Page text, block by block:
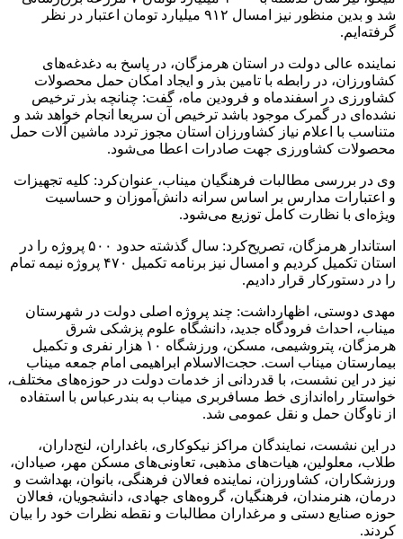
شد و بدین منظور نیز امسال ۹۱۲ میلیارد تومان اعتبار در نظر
گرفته‌ایم.
نماینده عالی دولت در استان هرمزگان، در پاسخ به دغدغه‌های
کشاورزان، در رابطه با تامین بذر و ایجاد امکان حمل محصولات
کشاورزی در اسفندماه و فرودین ماه، گفت: چنانچه بذر ترخیص
نشده‌ای در گمرک موجود باشد ترخیص آن سریعا انجام خواهد شد و
متناسب با اعلام نیاز کشاورزان استان مجوز تردد ماشین آلات حمل
محصولات کشاورزی جهت صادرات اعطا می‌شود.
وی در بررسی مطالبات فرهنگیان میناب، عنوان‌کرد: کلیه تجهیزات
و اعتبارات مدارس بر اساس سرانه دانش‌آموزان و حساسیت
ویژه‌ای با نظارت کامل توزیع می‌شود.
استاندار هرمزگان، تصریح‌کرد: سال گذشته حدود ۵۰۰ پروژه را در
استان تکمیل کردیم و امسال نیز برنامه تکمیل ۴۷۰ پروژه نیمه تمام
را در دستورکار قرار دادیم.
مهدی دوستی، اظهارداشت: چند پروژه اصلی دولت در شهرستان
میناب، احداث فرودگاه جدید، دانشگاه علوم پزشکی شرق
هرمزگان، پتروشیمی، مسکن، ورزشگاه ۱۰ هزار نفری و تکمیل
بیمارستان میناب است. حجت‌الاسلام ابراهیمی امام جمعه میناب
نیز در این نشست، با قدردانی از خدمات دولت در حوزه‌های مختلف،
خواستار راه‌اندازی خط مسافربری میناب به بندرعباس با استفاده
از ناوگان حمل و نقل عمومی شد.
در این نشست، نمایندگان مراکز نیکوکاری، باغداران، لنج‌داران،
طلاب، معلولین، هیات‌های مذهبی، تعاونی‌های مسکن مهر، صیادان،
ورزشکاران، کشاورزان، نماینده فعالان فرهنگی، بانوان، بهداشت و
درمان، هنرمندان، فرهنگیان، گروه‌های جهادی‌، دانشجویان، فعالان
حوزه صنایع دستی و مرغداران مطالبات و نقطه نظرات خود را بیان
کردند.